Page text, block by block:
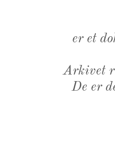
er et
Arkivet
De er